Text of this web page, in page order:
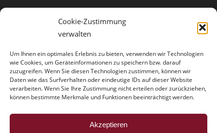
Cookie-Zustimmung
verwalten
Um Ihnen ein optimales Erlebnis zu bieten, verwenden wir Technologien
wie Cookies, um Geräteinformationen zu speichern bzw. darauf
zuzugreifen. Wenn Sie diesen Technologien zustimmen, können wir
Daten wie das Surfverhalten oder eindeutige IDs auf dieser Website
verarbeiten. Wenn Sie Ihre Zustimmung nicht erteilen oder zurückziehen,
können bestimmte Merkmale und Funktionen beeinträchtigt werden.
Akzeptieren
Der Trouble mit der Vollmacht